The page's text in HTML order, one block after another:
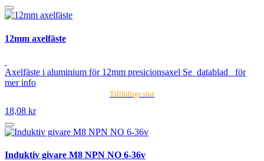
12mm axelfäste
Axelfäste i aluminium för 12mm presicionsaxel Se datablad för
mer info
Tillfälligt slut
18,08 kr
Induktiv givare M8 NPN NO 6-36v